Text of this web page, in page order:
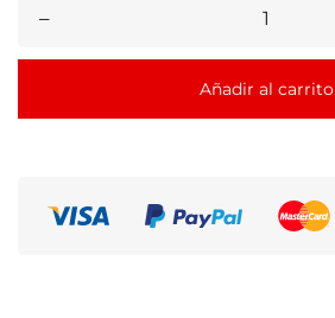
–
Añadir al carrito